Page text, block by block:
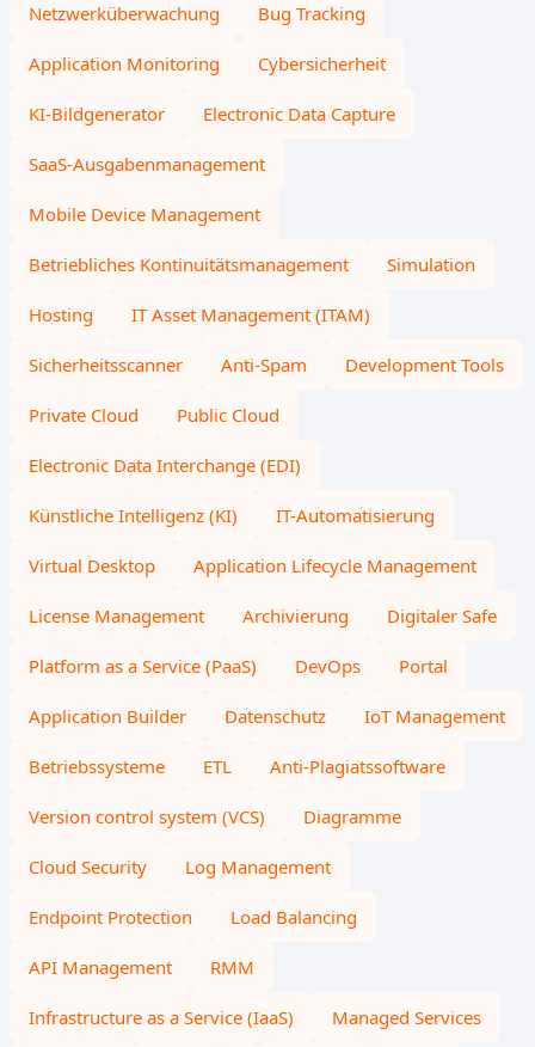
Netzwerküberwachung Bug Tracking
Application Monitoring Cybersicherheit
KI-Bildgenerator Electronic Data Capture
SaaS-Ausgabenmanagement
Mobile Device Management
Betriebliches Kontinuitätsmanagement Simulation
Hosting IT Asset Management (ITAM)
Sicherheitsscanner Anti-Spam Development Tools
Private Cloud Public Cloud
Electronic Data Interchange (EDI)
Künstliche Intelligenz (KI) IT-Automatisierung
Virtual Desktop Application Lifecycle Management
License Management Archivierung Digitaler Safe
Platform as a Service (PaaS) DevOps Portal
Application Builder Datenschutz IoT Management
Betriebssysteme ETL Anti-Plagiatssoftware
Version control system (VCS) Diagramme
Cloud Security Log Management
Endpoint Protection Load Balancing
API Management RMM
Infrastructure as a Service (IaaS) Managed Services